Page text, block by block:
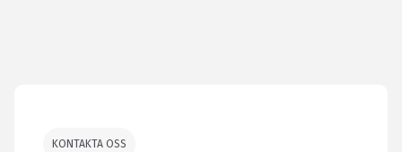
KONTAKTA OSS